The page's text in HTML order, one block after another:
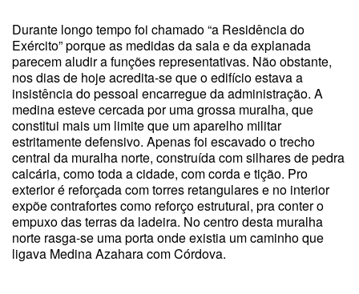
Durante longo tempo foi chamado “a Residência do
Exército” porque as medidas da sala e da explanada
parecem aludir a funções representativas. Não obstante,
nos dias de hoje acredita-se que o edifício estava a
insistência do pessoal encarregue da administração. A
medina esteve cercada por uma grossa muralha, que
constitui mais um limite que um aparelho militar
estritamente defensivo. Apenas foi escavado o trecho
central da muralha norte, construída com silhares de pedra
calcária, como toda a cidade, com corda e tição. Pro
exterior é reforçada com torres retangulares e no interior
expõe contrafortes como reforço estrutural, pra conter o
empuxo das terras da ladeira. No centro desta muralha
norte rasga-se uma porta onde existia um caminho que
ligava Medina Azahara com Córdova.